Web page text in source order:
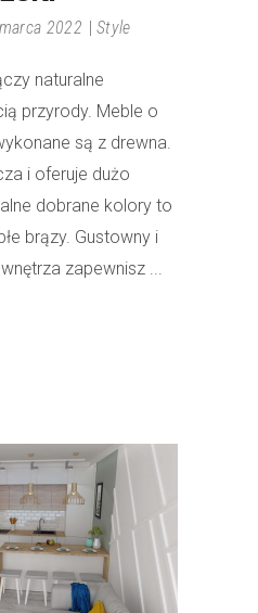
2022 Style
naturalne
przyrody. Meble o
są z drewna.
i oferuje dużo
dobrane kolory to
brązy. Gustowny i
zapewnisz